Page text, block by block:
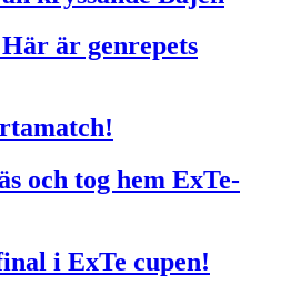
är genrepets
och tog hem ExTe-
i ExTe cupen!